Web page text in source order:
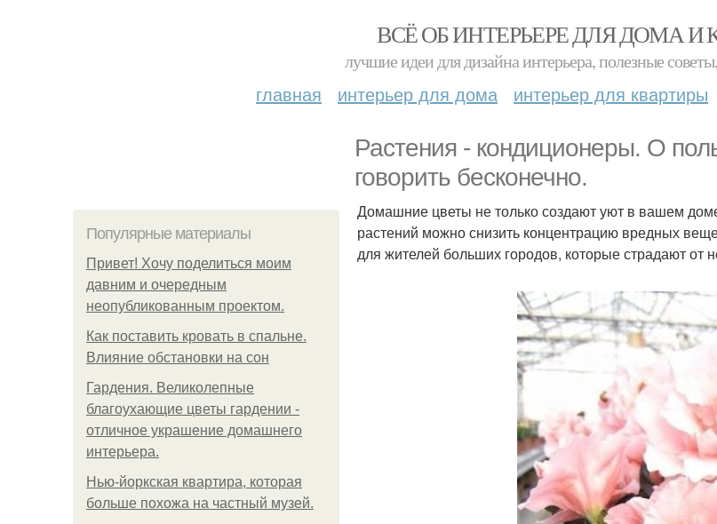
ВСЁ ОБ ИНТЕРЬЕРЕ ДЛЯ ДОМА И
лучшие идеи для дизайна интерьера, полезные
главная интерьер для дома интерьер для квартиры
Растения - кондиционеры. О
говорить бесконечно.
Популярные материалы
Привет! Хочу поделиться моим
давним и очередным
неопубликованным проектом.
Как поставить кровать в спальне.
Влияние обстановки на сон
Гардения. Великолепные
благоухающие цветы гардении -
отличное украшение домашнего
интерьера.
Нью-йоркская квартира, которая
больше похожа на частный музей.
Домашние цветы не только создают уют в вашем
растений можно снизить концентрацию вредных
для жителей больших городов, которые страдают от